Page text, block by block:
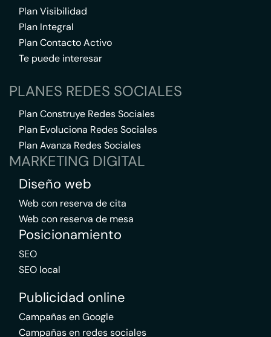
Plan Visibilidad
Plan Integral
Plan Contacto Activo
Te puede interesar
PLANES REDES SOCIALES
Plan Construye Redes Sociales
Plan Evoluciona Redes Sociales
Plan Avanza Redes Sociales
MARKETING DIGITAL
Diseño web
Web con reserva de cita
Web con reserva de mesa
Posicionamiento
SEO
SEO local
Publicidad online
Campañas en Google
Campañas en redes sociales